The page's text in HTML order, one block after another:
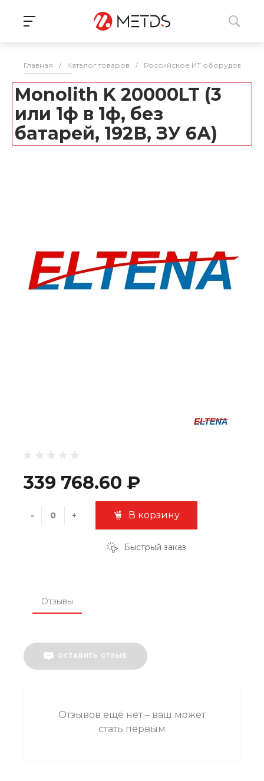
Главная / Каталог товаров / Российское ИТ оборудование
Monolith K 20000LT (3
или 1ф в 1ф, без
батарей, 192В, ЗУ 6А)
339 768.60 ₽
- + В корзину
Быстрый заказ
Отзывы
ОСТАВИТЬ ОТЗЫВ
Отзывов ещё нет – ваш может
стать первым